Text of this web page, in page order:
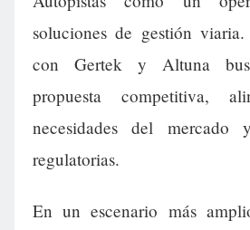
soluciones de gestión
con Gertek y Altuna
propuesta competitiva,
necesidades del mercado
regulatorias.
En un escenario más